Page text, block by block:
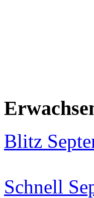
Blitz
Schnell